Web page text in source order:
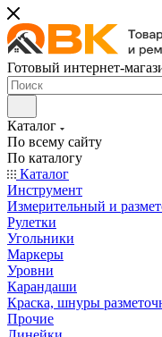
Готовый интернет-
Каталог
По всему сайту
По каталогу
Каталог
Инструмент
Измерительный и
Рулетки
Угольники
Маркеры
Уровни
Карандаши
Краска, шнуры
Прочие